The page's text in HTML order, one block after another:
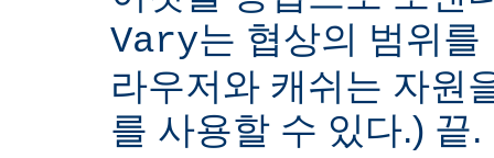
Vary는 협상의 범위
라우저와 캐쉬는 자원
를 사용할 수 있다.) 끝.